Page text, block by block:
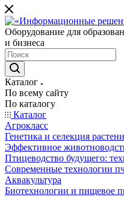
Оборудование для
и бизнеса
Каталог
По всему сайту
По каталогу
Каталог
Агрокласс
Генетика и селекция
Эффективное
Птицеводство будущего:
Современные технологии
Аквакультура
Биотехнологии и пищевое